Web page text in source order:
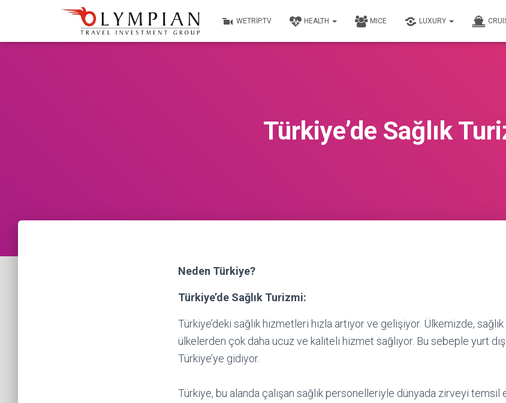
WETRIP.TV HEALTH MICE LUXURY
Türkiye’de Sağlık
Neden Türkiye?
Türkiye’de Sağlık Turizmi:
Türkiye’deki sağlık hizmetleri hızla artıyor ve gelişiyor. Ülkemizde,
ülkelerden çok daha ucuz ve kaliteli hizmet sağlıyor. Bu sebeple yurt
Türkiye’ye gidiyor.
Türkiye, bu alanda çalışan sağlık personelleriyle dünyada zirveyi temsil